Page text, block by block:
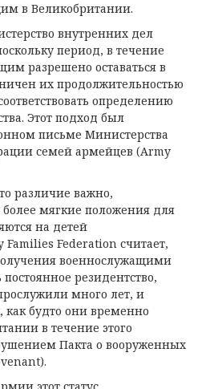
в Великобритании.
внутренних дел
период, в течение
разрешено оставаться в
их продолжительностью
определению
Этот подход был
письме Министерства
семей армейцев (Army
различие важно,
более мягкие положения для
на детей
Federation считает,
военнослужащими
резидентство,
много лет, и
будто они временно
в течение этого
Пакта о вооруженных
.